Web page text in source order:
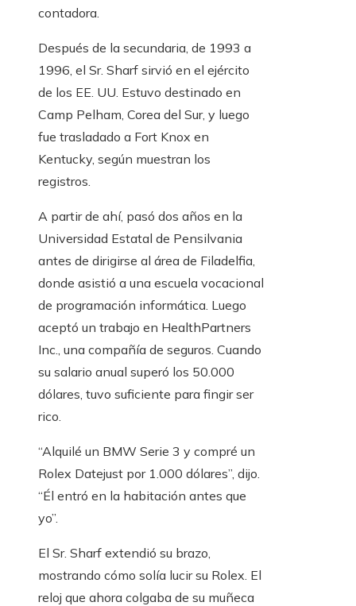
contadora.
Después de la secundaria, de 1993 a
1996, el Sr. Sharf sirvió en el ejército
de los EE. UU. Estuvo destinado en
Camp Pelham, Corea del Sur, y luego
fue trasladado a Fort Knox en
Kentucky, según muestran los
registros.
A partir de ahí, pasó dos años en la
Universidad Estatal de Pensilvania
antes de dirigirse al área de Filadelfia,
donde asistió a una escuela vocacional
de programación informática. Luego
aceptó un trabajo en HealthPartners
Inc., una compañía de seguros. Cuando
su salario anual superó los 50.000
dólares, tuvo suficiente para fingir ser
rico.
“Alquilé un BMW Serie 3 y compré un
Rolex Datejust por 1.000 dólares”, dijo.
“Él entró en la habitación antes que
yo”.
El Sr. Sharf extendió su brazo,
mostrando cómo solía lucir su Rolex. El
reloj que ahora colgaba de su muñeca